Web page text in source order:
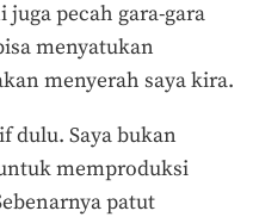
juga pecah gara-gara
menyatukan
menyerah saya kira.
dulu. Saya bukan
memproduksi
patut